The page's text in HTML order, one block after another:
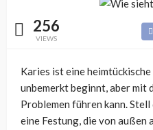
256
VIEWS
Karies ist eine
unbemerkt beginnt, aber mit
Problemen führen kann.
eine Festung, die von